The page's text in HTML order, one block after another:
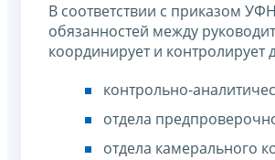
В соответствии с приказом
обязанностей между
координирует и контролирует
контрольно-
отдела
отдела камерального